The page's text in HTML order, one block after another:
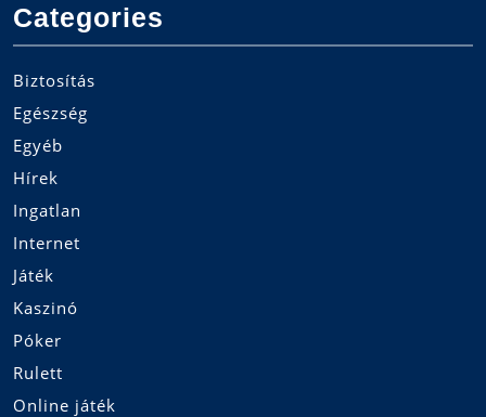
Categories
Biztosítás
Egészség
Egyéb
Hírek
Ingatlan
Internet
Játék
Kaszinó
Póker
Rulett
Online játék